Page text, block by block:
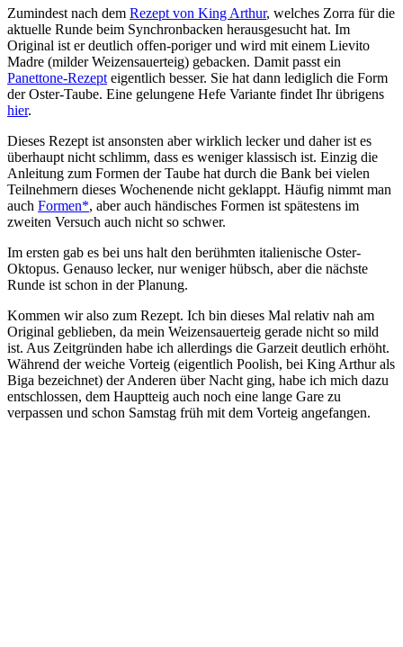
Zumindest nach dem Rezept von King Arthur, welches Zorra für die
aktuelle Runde beim Synchronbacken herausgesucht hat. Im
Original ist er deutlich offen-poriger und wird mit einem Lievito
Madre (milder Weizensauerteig) gebacken. Damit passt ein
Panettone-Rezept eigentlich besser. Sie hat dann lediglich die Form
der Oster-Taube. Eine gelungene Hefe Variante findet Ihr übrigens
hier.
Dieses Rezept ist ansonsten aber wirklich lecker und daher ist es
überhaupt nicht schlimm, dass es weniger klassisch ist. Einzig die
Anleitung zum Formen der Taube hat durch die Bank bei vielen
Teilnehmern dieses Wochenende nicht geklappt. Häufig nimmt man
auch Formen*, aber auch händisches Formen ist spätestens im
zweiten Versuch auch nicht so schwer.
Im ersten gab es bei uns halt den berühmten italienische Oster-
Oktopus. Genauso lecker, nur weniger hübsch, aber die nächste
Runde ist schon in der Planung.
Kommen wir also zum Rezept. Ich bin dieses Mal relativ nah am
Original geblieben, da mein Weizensauerteig gerade nicht so mild
ist. Aus Zeitgründen habe ich allerdings die Garzeit deutlich erhöht.
Während der weiche Vorteig (eigentlich Poolish, bei King Arthur als
Biga bezeichnet) der Anderen über Nacht ging, habe ich mich dazu
entschlossen, dem Hauptteig auch noch eine lange Gare zu
verpassen und schon Samstag früh mit dem Vorteig angefangen.